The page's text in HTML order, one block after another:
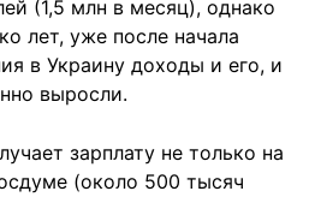
(1,5 млн в месяц), однако
лет, уже после начала
в Украину доходы и его, и
выросли.
зарплату не только на
(около 500 тысяч